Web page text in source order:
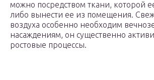
можно посредством ткани, которой
либо вынести ее из помещения.
воздуха особенно необходим
насаждениям, он существенно
ростовые процессы.